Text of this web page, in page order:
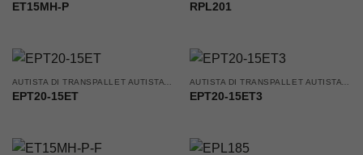
ET15MH-P RPL201
EPT20-15ET EPT20-15ET3